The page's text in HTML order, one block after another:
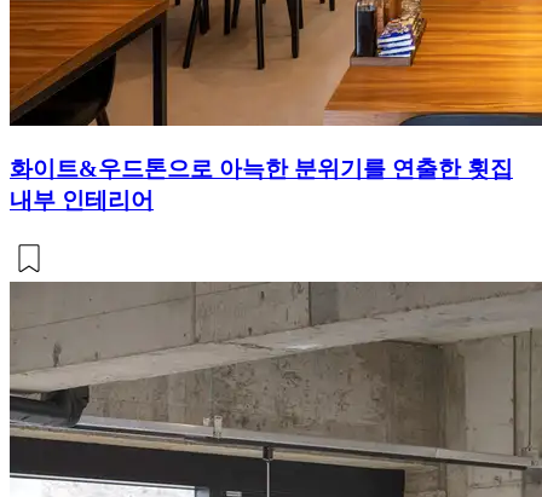
화이트&우드톤으로 아늑한 분위기를 연출한 횟집
내부 인테리어